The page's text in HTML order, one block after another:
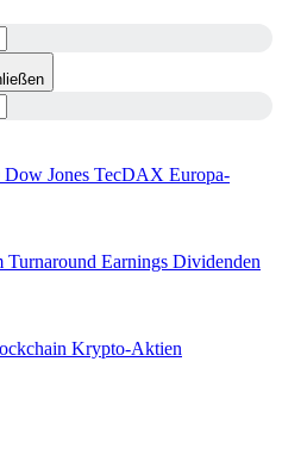
Dow Jones TecDAX Europa-
Turnaround Earnings Dividenden
Krypto-Aktien